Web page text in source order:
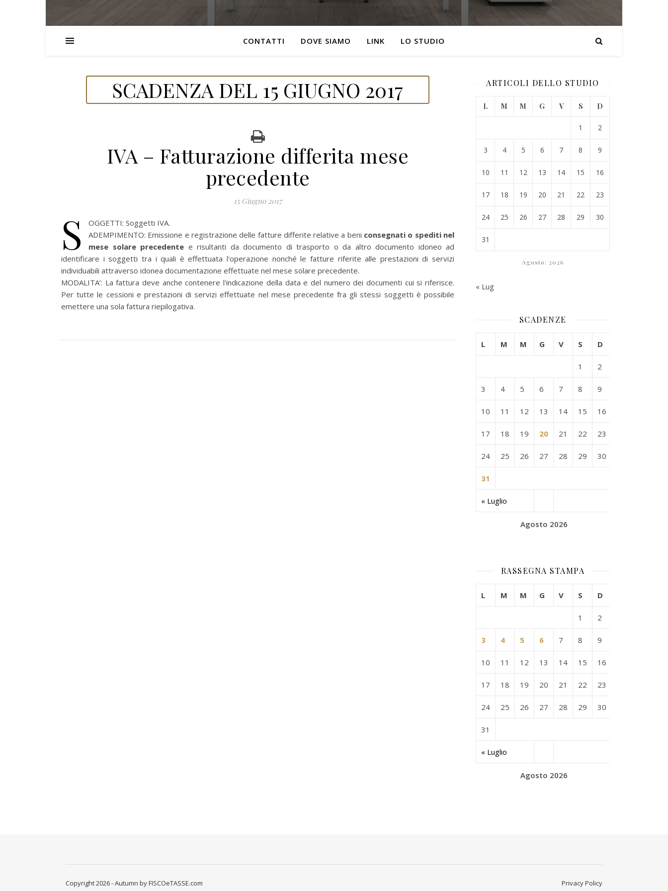
CONTATTI DOVE SIAMO LINK LO STUDIO
SCADENZA DEL 15 GIUGNO 2017
IVA – Fatturazione differita mese
precedente
15 Giugno 2017
S
OGGETTI: Soggetti IVA.
ADEMPIMENTO: Emissione e registrazione delle fatture differite relative a beni consegnati o spediti nel
mese solare precedente e risultanti da documento di trasporto o da altro documento idoneo ad
identificare i soggetti tra i quali è effettuata l'operazione nonché le fatture riferite alle prestazioni di servizi
individuabili attraverso idonea documentazione effettuate nel mese solare precedente.
MODALITA’: La fattura deve anche contenere l'indicazione della data e del numero dei documenti cui si riferisce.
Per tutte le cessioni e prestazioni di servizi effettuate nel mese precedente fra gli stessi soggetti è possibile
emettere una sola fattura riepilogativa.
ARTICOLI DELLO STUDIO
Agosto: 2026
L M M G V S D
1 2
3 4 5 6 7 8 9
10 11 12 13 14 15 16
17 18 19 20 21 22 23
24 25 26 27 28 29 30
31
« Lug
SCADENZE
Agosto 2026
L M M G V S D
« Luglio
1 2
3 4 5 6 7 8 9
10 11 12 13 14 15 16
17 18 19 20 21 22 23
24 25 26 27 28 29 30
31
RASSEGNA STAMPA
Agosto 2026
L M M G V S D
« Luglio
1 2
3 4 5 6 7 8 9
10 11 12 13 14 15 16
17 18 19 20 21 22 23
24 25 26 27 28 29 30
31
Privacy Policy
Copyright 2026 - Autumn by FISCOeTASSE.com